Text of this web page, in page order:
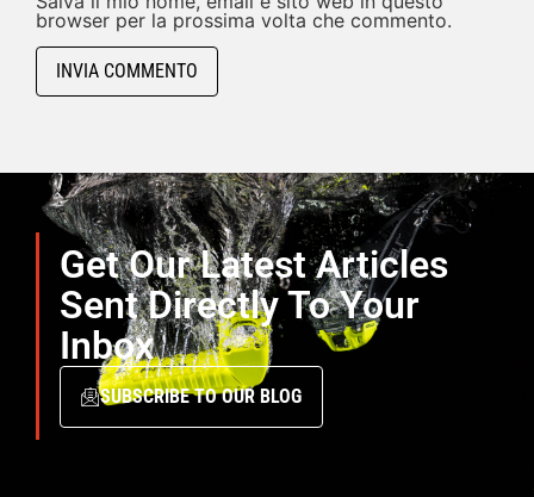
browser per la prossima volta che commento.
Get Our Latest Articles
Sent Directly To Your
Inbox
SUBSCRIBE TO OUR BLOG